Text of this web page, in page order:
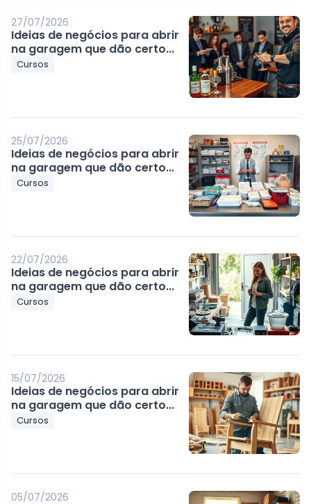
27/07/2026
Ideias de negócios para abrir
na garagem que dão certo...
Cursos
25/07/2026
Ideias de negócios para abrir
na garagem que dão certo...
Cursos
22/07/2026
Ideias de negócios para abrir
na garagem que dão certo...
Cursos
15/07/2026
Ideias de negócios para abrir
na garagem que dão certo...
Cursos
05/07/2026